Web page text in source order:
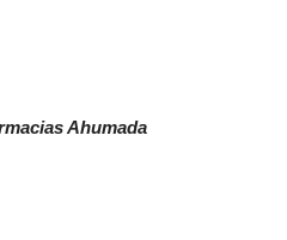
Ahumada